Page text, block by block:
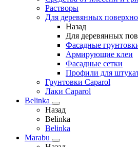
Растворы
Для деревянных
Назад
Для деревянных
Фасадные
Армирующие клеи
Фасадные сетки
Профили для
Грунтовки Caparol
Лаки Caparol
Belinka
Назад
Belinka
Belinka
Marabu